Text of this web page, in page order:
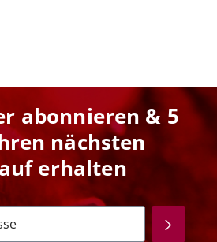
abonnieren & 5
nächsten
erhalten